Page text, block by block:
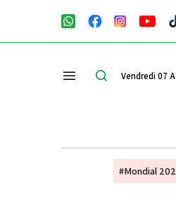
Vendredi 07
#Mondial